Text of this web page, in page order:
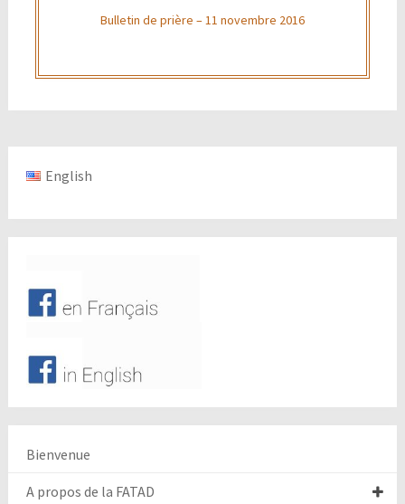
Bulletin de prière – 11 novembre 2016
English
Bienvenue
A propos de la FATAD